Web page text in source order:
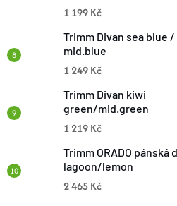
1 199 Kč
Trimm Divan sea blue /
mid.blue
1 249 Kč
Trimm Divan kiwi
green/mid.green
1 219 Kč
Trimm ORADO pánská
lagoon/lemon
2 465 Kč